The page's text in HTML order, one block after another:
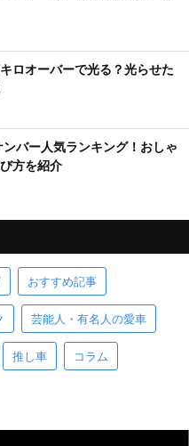
ロオーバーで光る？光らせた
ンバー人気ランキング！おしゃ
方を紹介
おすすめ記事
芸能人・有名人の愛車
推し車 コラム